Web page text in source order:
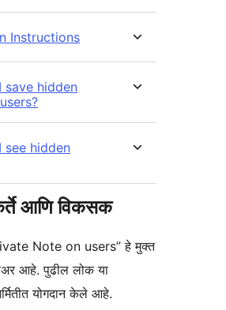
Instructions
save hidden
see hidden
आणि विकसक
Note on users” हे मुक्त
आहे. पुढील लोक या
योगदान केले आहे.